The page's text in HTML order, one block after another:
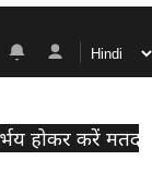
होकर करें